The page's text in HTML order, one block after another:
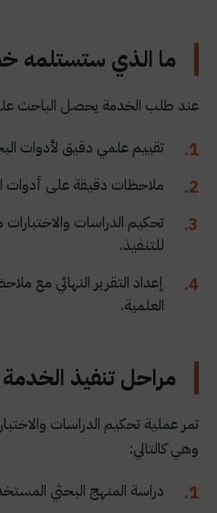
ما الذي ستستلمه
عند طلب الخدمة يحصل الباحث على
تقييم علمي دقيق لأدوات
ملاحظات دقيقة على أدوات
تحكيم الدراسات
للتنفيذ.
إعداد التقرير النهائي مع
العلمية.
مراحل تنفيذ الخدمة
تمر عملية تحكيم الدراسات
وهي كالتالي:
دراسة المنهج البحثي